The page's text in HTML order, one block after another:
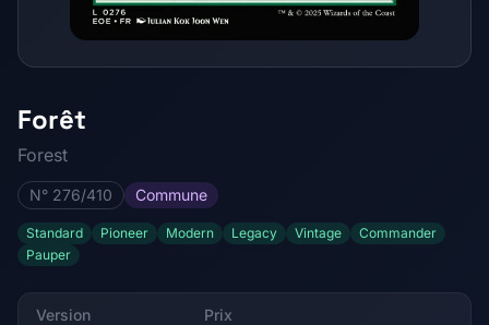
Forêt
Forest
N° 276/410 Commune
Standard Pioneer Modern Legacy Vintage
Commander
Pauper
Version Prix